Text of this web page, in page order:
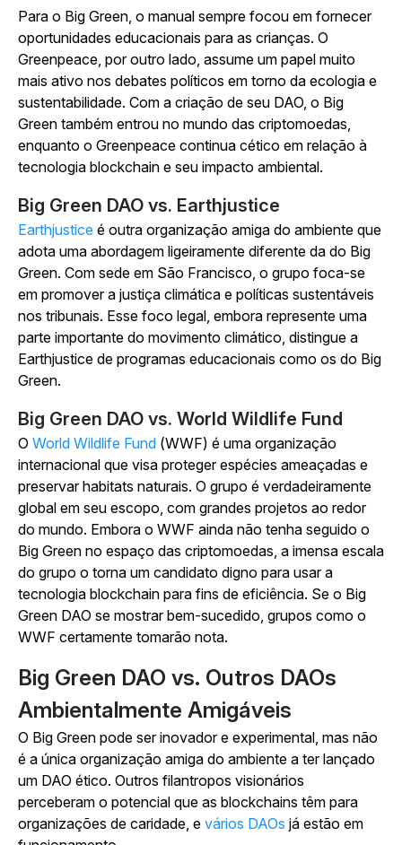
Para o Big Green, o manual sempre focou em fornecer
oportunidades educacionais para as crianças. O
Greenpeace, por outro lado, assume um papel muito
mais ativo nos debates políticos em torno da ecologia e
sustentabilidade. Com a criação de seu DAO, o Big
Green também entrou no mundo das criptomoedas,
enquanto o Greenpeace continua cético em relação à
tecnologia blockchain e seu impacto ambiental.
Big Green DAO vs. Earthjustice
Earthjustice é outra organização amiga do ambiente que
adota uma abordagem ligeiramente diferente da do Big
Green. Com sede em São Francisco, o grupo foca-se
em promover a justiça climática e políticas sustentáveis
nos tribunais. Esse foco legal, embora represente uma
parte importante do movimento climático, distingue a
Earthjustice de programas educacionais como os do Big
Green.
Big Green DAO vs. World Wildlife Fund
O World Wildlife Fund (WWF) é uma organização
internacional que visa proteger espécies ameaçadas e
preservar habitats naturais. O grupo é verdadeiramente
global em seu escopo, com grandes projetos ao redor
do mundo. Embora o WWF ainda não tenha seguido o
Big Green no espaço das criptomoedas, a imensa escala
do grupo o torna um candidato digno para usar a
tecnologia blockchain para fins de eficiência. Se o Big
Green DAO se mostrar bem-sucedido, grupos como o
WWF certamente tomarão nota.
Big Green DAO vs. Outros DAOs
Ambientalmente Amigáveis
O Big Green pode ser inovador e experimental, mas não
é a única organização amiga do ambiente a ter lançado
um DAO ético. Outros filantropos visionários
perceberam o potencial que as blockchains têm para
organizações de caridade, e vários DAOs já estão em